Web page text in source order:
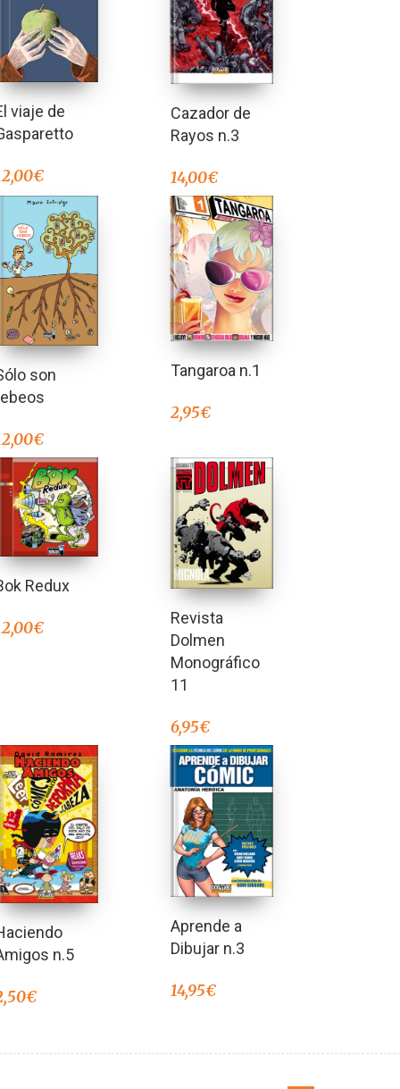
viaje de
€
Cazador de
Rayos n.3
14,00€
son
€
Tangaroa n.1
2,95€
Redux
€
Revista
Dolmen
Monográfico
11
6,95€
n.5
€
Aprende a
Dibujar n.3
14,95€